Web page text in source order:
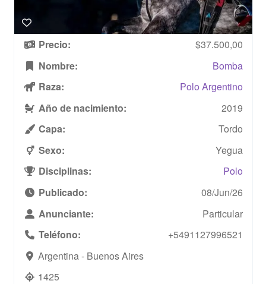
Precio:
$37.500,00
Nombre:
Bomba
Raza:
Polo Argentino
Año de nacimiento:
2019
Capa:
Tordo
Sexo:
Yegua
Disciplinas:
Polo
Publicado:
08/Jun/26
Anunciante:
Particular
Teléfono:
+5491127996521
Argentina - Buenos Aires
1425